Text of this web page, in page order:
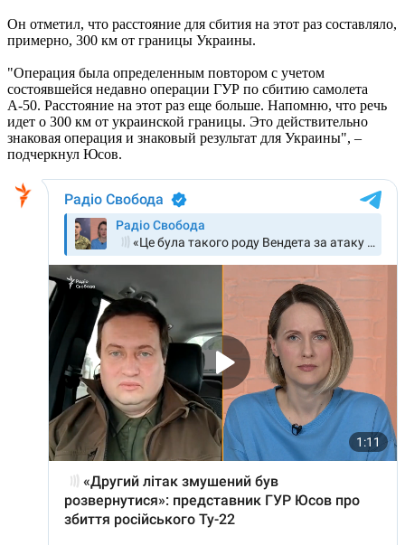
Он отметил, что расстояние для сбития на этот раз составляло,
примерно, 300 км от границы Украины.
"Операция была определенным повтором с учетом
состоявшейся недавно операции ГУР по сбитию самолета
А-50. Расстояние на этот раз еще больше. Напомню, что речь
идет о 300 км от украинской границы. Это действительно
знаковая операция и знаковый результат для Украины", –
подчеркнул Юсов.